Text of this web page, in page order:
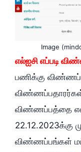
Image
எல்ஐசி எப்படி
பணிக்கு
விண்ணப்பத்தை
22.12.2023க்கு
விண்ணப்பங்கள்